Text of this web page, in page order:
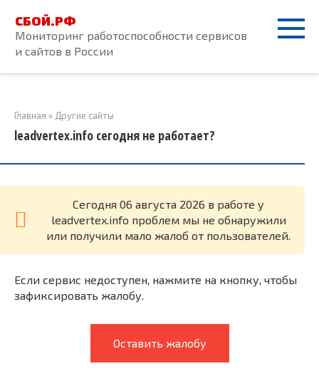
контенту
СБОЙ.РФ
Мониторинг работоспособности сервисов
и сайтов в России
Главная » Другие сайты
leadvertex.info сегодня не работает?
Cегодня 06 августа 2026 в работе у
leadvertex.info проблем мы не обнаружили
или получили мало жалоб от пользователей.
Если сервис недоступен, нажмите на кнопку, чтобы
зафиксировать жалобу.
Оставить жалобу